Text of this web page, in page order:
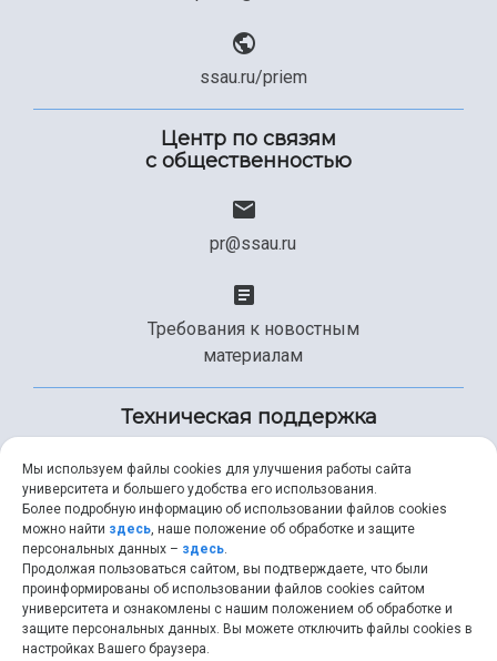
ssau.ru/priem
Центр по связям
с общественностью
pr@ssau.ru
Требования к новостным
материалам
Техническая поддержка
+7 (846) 267-49-99
help@ssau.ru
Мы используем файлы cookies для улучшения работы сайта
университета и большего удобства его использования.
Более подробную информацию об использовании файлов cookies
можно найти здесь, наше положение об обработке и защите
персональных данных – здесь.
Продолжая пользоваться сайтом, вы подтверждаете, что были
проинформированы об использовании файлов cookies сайтом
университета и ознакомлены с нашим положением об обработке и
защите персональных данных. Вы можете отключить файлы cookies в
настройках Вашего браузера.